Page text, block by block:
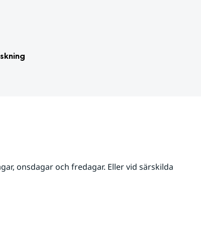
onsdagar och fredagar. Eller vid särskilda